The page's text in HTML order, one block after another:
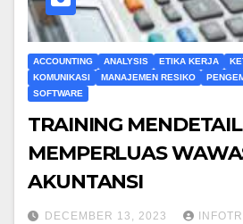
ACCOUNTING ANALYSIS ETIKA KERJA
KOMUNIKASI
MANAJEMEN RESIKO
SOFTWARE
TRAINING
MEMPERLUAS
AKUNTANSI
DECEMBER 13, 2023